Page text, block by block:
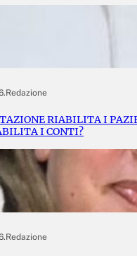
.Redazione
RIABILITA I
I CONTI?
.Redazione